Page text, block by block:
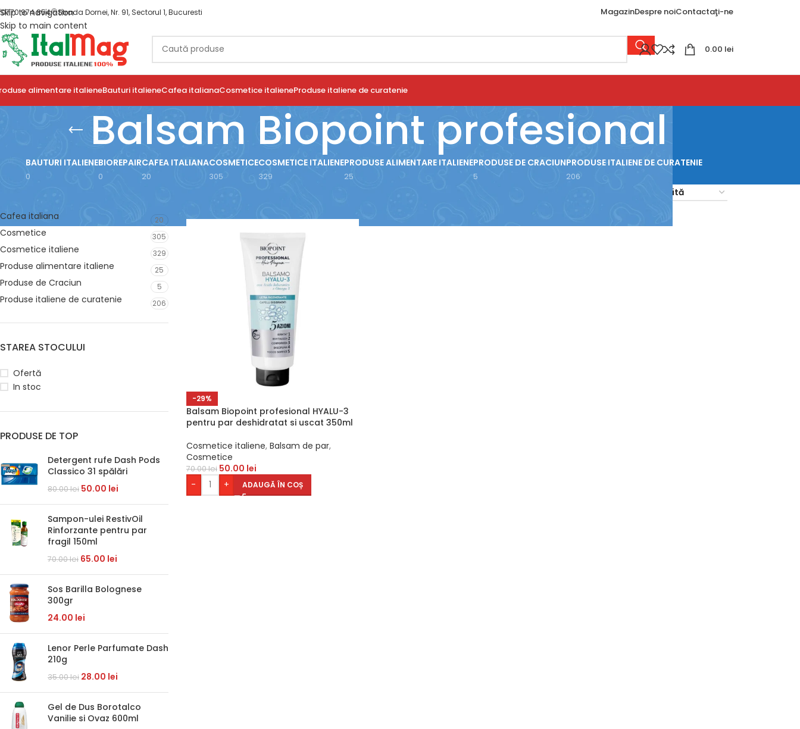
Skip to navigation
Skip to main content
0770 974 854 Strada Dornei, Nr. 91, Sectorul 1, Bucuresti MagazinDespre noiContactaţi-ne
0.00 lei
alimentare italieneBauturi italieneCafea italianaCosmetice italieneProduse italiene de curatenie
Balsam Biopoint profesional
BAUTURI ITALIENE
0
BIOREPAIR
0
CAFEA ITALIANA
20
COSMETICE
305
COSMETICE ITALIENE
329
PRODUSE ALIMENTARE ITALIENE
25
PRODUSE DE CRACIUN
5
PRODUSE ITALIENE DE CURATENIE
206
Cafea italiana 20
Cosmetice 305
Cosmetice italiene 329
Produse alimentare italiene 25
Produse de Craciun 5
Produse italiene de curatenie 206
STAREA STOCULUI
Ofertă
In stoc
PRODUSE DE TOP
Detergent rufe Dash Pods
Classico 31 spălări
80.00lei 50.00 lei
Sampon-ulei RestivOil
Rinforzante pentru par
fragil 150ml
70.00lei 65.00 lei
Sos Barilla Bolognese
300gr
24.00 lei
Lenor Perle Parfumate Dash
210g
35.00lei 28.00 lei
Gel de Dus Borotalco
Vanilie si Ovaz 600ml
-29%
Balsam Biopoint profesional HYALU-3
pentru par deshidratat si uscat 350ml
Cosmetice italiene, Balsam de par,
Cosmetice
70.00lei 50.00 lei
-
+ ADAUGĂ ÎN COȘ